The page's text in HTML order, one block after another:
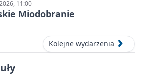
11:00
Miodobranie
Kolejne wydarzenia